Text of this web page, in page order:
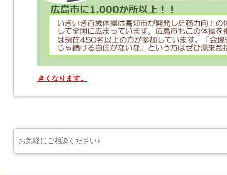
きくなります。
お気軽にご相談ください♪